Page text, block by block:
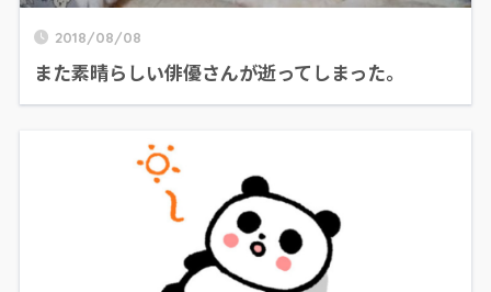
2018/08/08
また素晴らしい俳優さんが逝ってしまった。